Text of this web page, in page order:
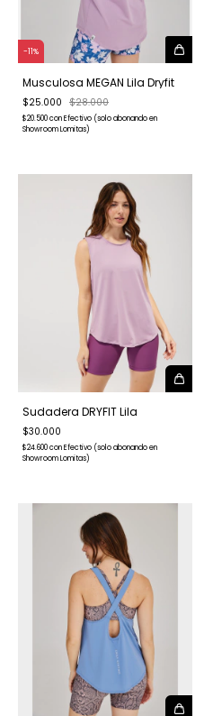
-11%
Musculosa MEGAN Lila Dryfit
$25.000 $28.000
$20.500conEfectivo (solo abonando en
Showroom Lomitas)
Sudadera DRYFIT Lila
$30.000
$24.600conEfectivo (solo abonando en
Showroom Lomitas)